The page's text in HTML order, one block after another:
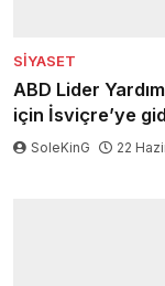
SIYASET
ABD Lider
için İsviçre’ye
SoleKinG 22